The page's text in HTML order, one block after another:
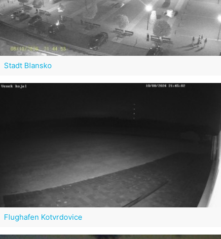
Stadt Blansko
Flughafen Kotvrdovice